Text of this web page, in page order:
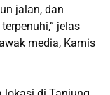
jalan, dan
jelas
media, Kamis